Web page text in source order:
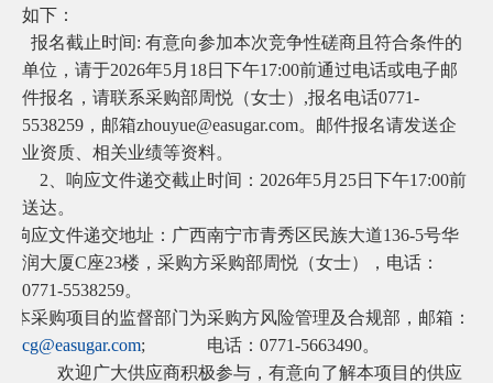
如下：
、报名截止时间: 有意向参加本次竞争性磋商且符合条件的
单位，请于2026年5月 18日下午17:00前通过电话或电子邮
件报名，请联系采购部周悦（女士） ,报名电话0771-
5538259 ，邮箱zhouyue@easugar.com。邮件报名请发送企
业资质、相关业绩等资料。
2 、响应文件递交截止时间： 2026年5月 25日下午17:00前
送达。
响应文件递交地址：广西南宁市青秀区民族大道136-5号华
润大厦C座23楼，采购方采购部周悦（女士），电话：
0771-5538259。
本采购项目的监督部门为采购方风险管理及合规部，邮箱：
cg@easugar.com; 电话： 0771-5663490。
欢迎广大供应商积极参与，有意向了解本项目的供应